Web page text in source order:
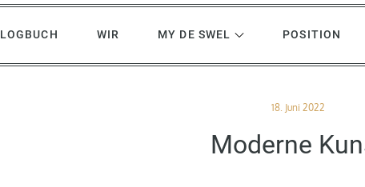
LOGBUCH WIR MY DE SWEL POSITION
Posted
18. Juni 2022
Moderne